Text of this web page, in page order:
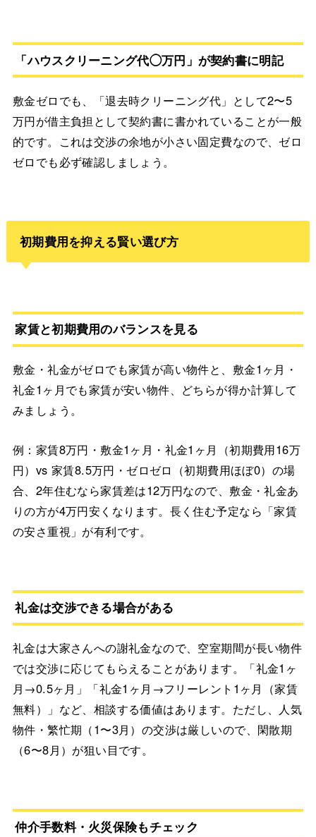
「ハウスクリーニング代◯万円」が契約書に明記
敷金ゼロでも、「退去時クリーニング代」として2〜5
万円が借主負担として契約書に書かれていることが一般
的です。これは交渉の余地が小さい固定費なので、ゼロ
ゼロでも必ず確認しましょう。
初期費用を抑える賢い選び方
家賃と初期費用のバランスを見る
敷金・礼金がゼロでも家賃が高い物件と、敷金1ヶ月・
礼金1ヶ月でも家賃が安い物件、どちらが得か計算して
みましょう。
例：家賃8万円・敷金1ヶ月・礼金1ヶ月（初期費用16万
円）vs 家賃8.5万円・ゼロゼロ（初期費用ほぼ0）の場
合、2年住むなら家賃差は12万円なので、敷金・礼金あ
りの方が4万円安くなります。長く住む予定なら「家賃
の安さ重視」が有利です。
礼金は交渉できる場合がある
礼金は大家さんへの謝礼金なので、空室期間が長い物件
では交渉に応じてもらえることがあります。「礼金1ヶ
月→0.5ヶ月」「礼金1ヶ月→フリーレント1ヶ月（家賃
無料）」など、相談する価値はあります。ただし、人気
物件・繁忙期（1〜3月）の交渉は厳しいので、閑散期
（6〜8月）が狙い目です。
仲介手数料・火災保険もチェック